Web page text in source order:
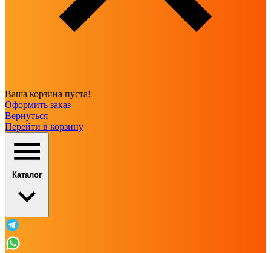
Ваша корзина пуста!
Оформить заказ
Вернуться
Перейти в корзину
Каталог